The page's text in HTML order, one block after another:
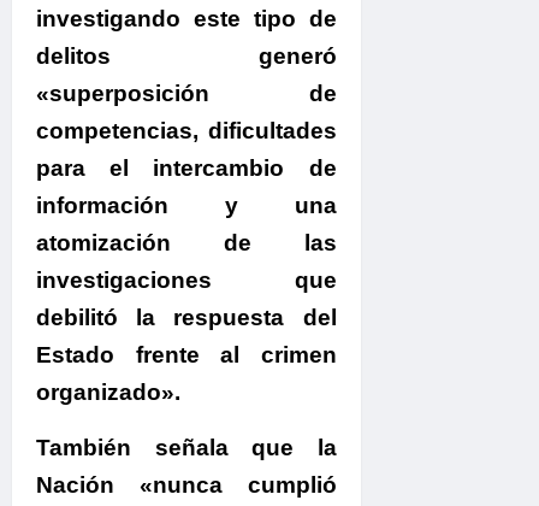
investigando este tipo de
delitos generó
«superposición de
competencias, dificultades
para el intercambio de
información y una
atomización de las
investigaciones que
debilitó la respuesta del
Estado frente al crimen
organizado».
También señala que la
Nación «nunca cumplió